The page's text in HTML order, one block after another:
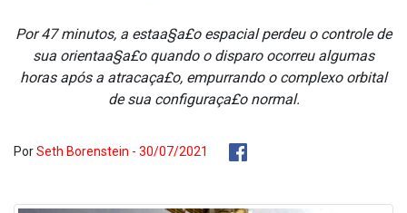
Por 47 minutos, a estaa§a£o espacial perdeu o controle de
sua orientaa§a£o quando o disparo ocorreu algumas
horas após a atracaça£o, empurrando o complexo orbital
de sua configuraça£o normal.
PorSeth Borenstein - 30/07/2021